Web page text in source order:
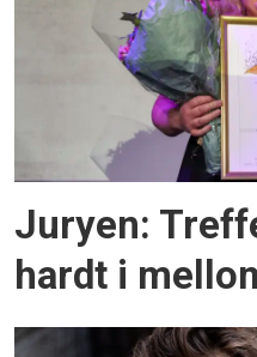
Juryen:
hardt i